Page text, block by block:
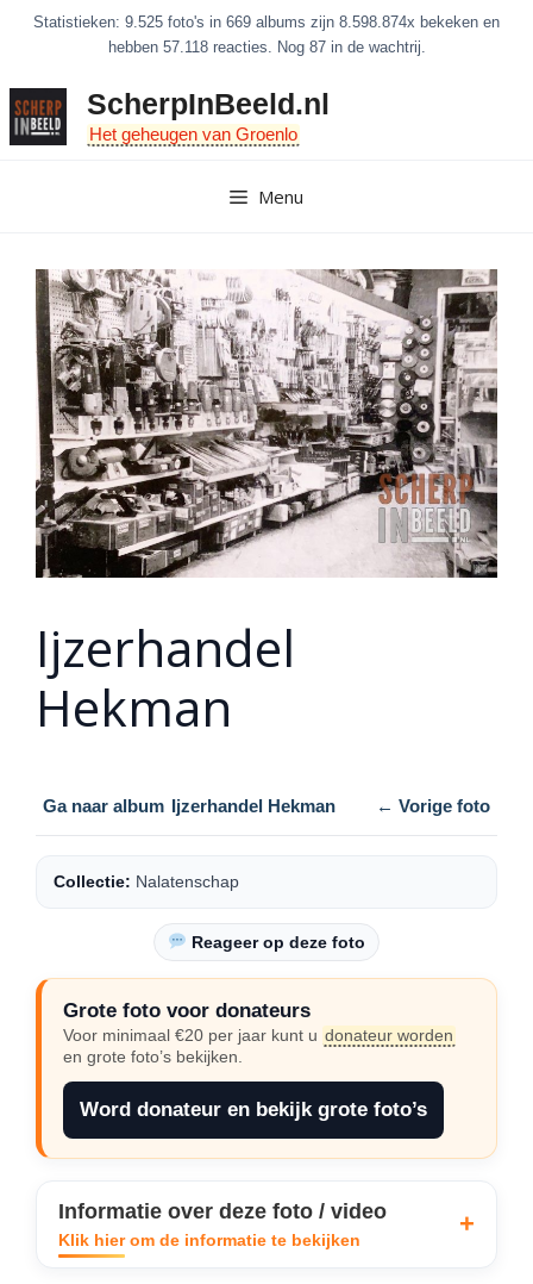
inhoud
Statistieken: 9.525 foto's in 669 albums zijn 8.598.874x bekeken en
hebben 57.118 reacties. Nog 87 in de wachtrij.
ScherpInBeeld.nl
Het geheugen van Groenlo
Menu
Ijzerhandel
Hekman
Ga naar album Ijzerhandel Hekman ← Vorige foto
Collectie: Nalatenschap
Reageer op deze foto
Grote foto voor donateurs
Voor minimaal €20 per jaar kunt u donateur worden
en grote foto’s bekijken.
Word donateur en bekijk grote foto’s
Informatie over deze foto / video
Klik hier om de informatie te bekijken